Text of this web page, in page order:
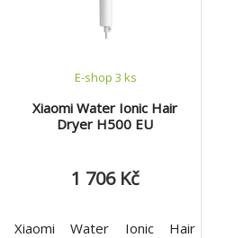
hmotnost. Kromě toho má f
Xiaomi Water Ionic Hair
Dryer H500 EU
E-shop 3 ks
1 706 Kč
Xiaomi Water Ionic Hair